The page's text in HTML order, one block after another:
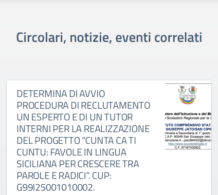
Circolari, notizie, eventi correlati
DETERMINA DI AVVIO
PROCEDURA DI RECLUTAMENTO
UN ESPERTO E DI UN TUTOR
INTERNI PER LA REALIZZAZIONE
DEL PROGETTO “CUNTA CA TI
CUNTU: FAVOLE IN LINGUA
SICILIANA PER CRESCERE TRA
PAROLE E RADICI”. CUP:
G99I25001010002.